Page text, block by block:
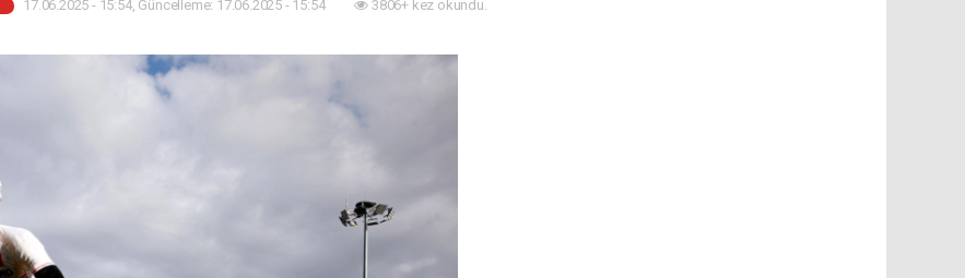
17.06.2025 - 15:54, Güncelleme: 17.06.2025 - 15:54 3806+ kez okundu.